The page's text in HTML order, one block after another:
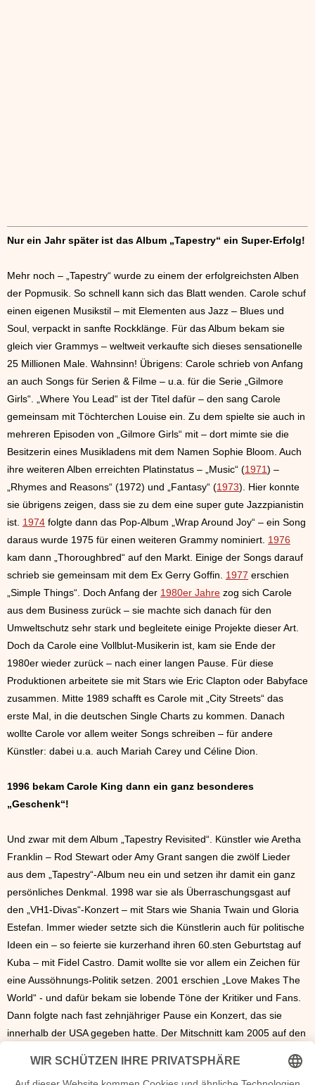
Nur ein Jahr später ist das Album „Tapestry“ ein Super-Erfolg!
Mehr noch – „Tapestry“ wurde zu einem der erfolgreichsten Alben
der Popmusik. So schnell kann sich das Blatt wenden. Carole schuf
einen eigenen Musikstil – mit Elementen aus Jazz – Blues und
Soul, verpackt in sanfte Rockklänge. Für das Album bekam sie
gleich vier Grammys – weltweit verkaufte sich dieses sensationelle
25 Millionen Male. Wahnsinn! Übrigens: Carole schrieb von Anfang
an auch Songs für Serien & Filme – u.a. für die Serie „Gilmore
Girls“. „Where You Lead“ ist der Titel dafür – den sang Carole
gemeinsam mit Töchterchen Louise ein. Zu dem spielte sie auch in
mehreren Episoden von „Gilmore Girls“ mit – dort mimte sie die
Besitzerin eines Musikladens mit dem Namen Sophie Bloom. Auch
ihre weiteren Alben erreichten Platinstatus – „Music“ (1971) –
„Rhymes and Reasons“ (1972) und „Fantasy“ (1973). Hier konnte
sie übrigens zeigen, dass sie zu dem eine super gute Jazzpianistin
ist. 1974 folgte dann das Pop-Album „Wrap Around Joy“ – ein Song
daraus wurde 1975 für einen weiteren Grammy nominiert. 1976
kam dann „Thoroughbred“ auf den Markt. Einige der Songs darauf
schrieb sie gemeinsam mit dem Ex Gerry Goffin. 1977 erschien
„Simple Things“. Doch Anfang der 1980er Jahre zog sich Carole
aus dem Business zurück – sie machte sich danach für den
Umweltschutz sehr stark und begleitete einige Projekte dieser Art.
Doch da Carole eine Vollblut-Musikerin ist, kam sie Ende der
1980er wieder zurück – nach einer langen Pause. Für diese
Produktionen arbeitete sie mit Stars wie Eric Clapton oder Babyface
zusammen. Mitte 1989 schafft es Carole mit „City Streets“ das
erste Mal, in die deutschen Single Charts zu kommen. Danach
wollte Carole vor allem weiter Songs schreiben – für andere
Künstler: dabei u.a. auch Mariah Carey und Céline Dion.
1996 bekam Carole King dann ein ganz besonderes
„Geschenk“!
Und zwar mit dem Album „Tapestry Revisited“. Künstler wie Aretha
Franklin – Rod Stewart oder Amy Grant sangen die zwölf Lieder
aus dem „Tapestry“-Album neu ein und setzen ihr damit ein ganz
persönliches Denkmal. 1998 war sie als Überraschungsgast auf
den „VH1-Divas“-Konzert – mit Stars wie Shania Twain und Gloria
Estefan. Immer wieder setzte sich die Künstlerin auch für politische
Ideen ein – so feierte sie kurzerhand ihren 60.sten Geburtstag auf
Kuba – mit Fidel Castro. Damit wollte sie vor allem ein Zeichen für
eine Aussöhnungs-Politik setzen. 2001 erschien „Love Makes The
World“ - und dafür bekam sie lobende Töne der Kritiker und Fans.
Dann folgte nach fast zehnjähriger Pause ein Konzert, das sie
innerhalb der USA gegeben hatte. Der Mitschnitt kam 2005 auf den
Musikerin durch Australien und Neuseeland. Carole King ist eine